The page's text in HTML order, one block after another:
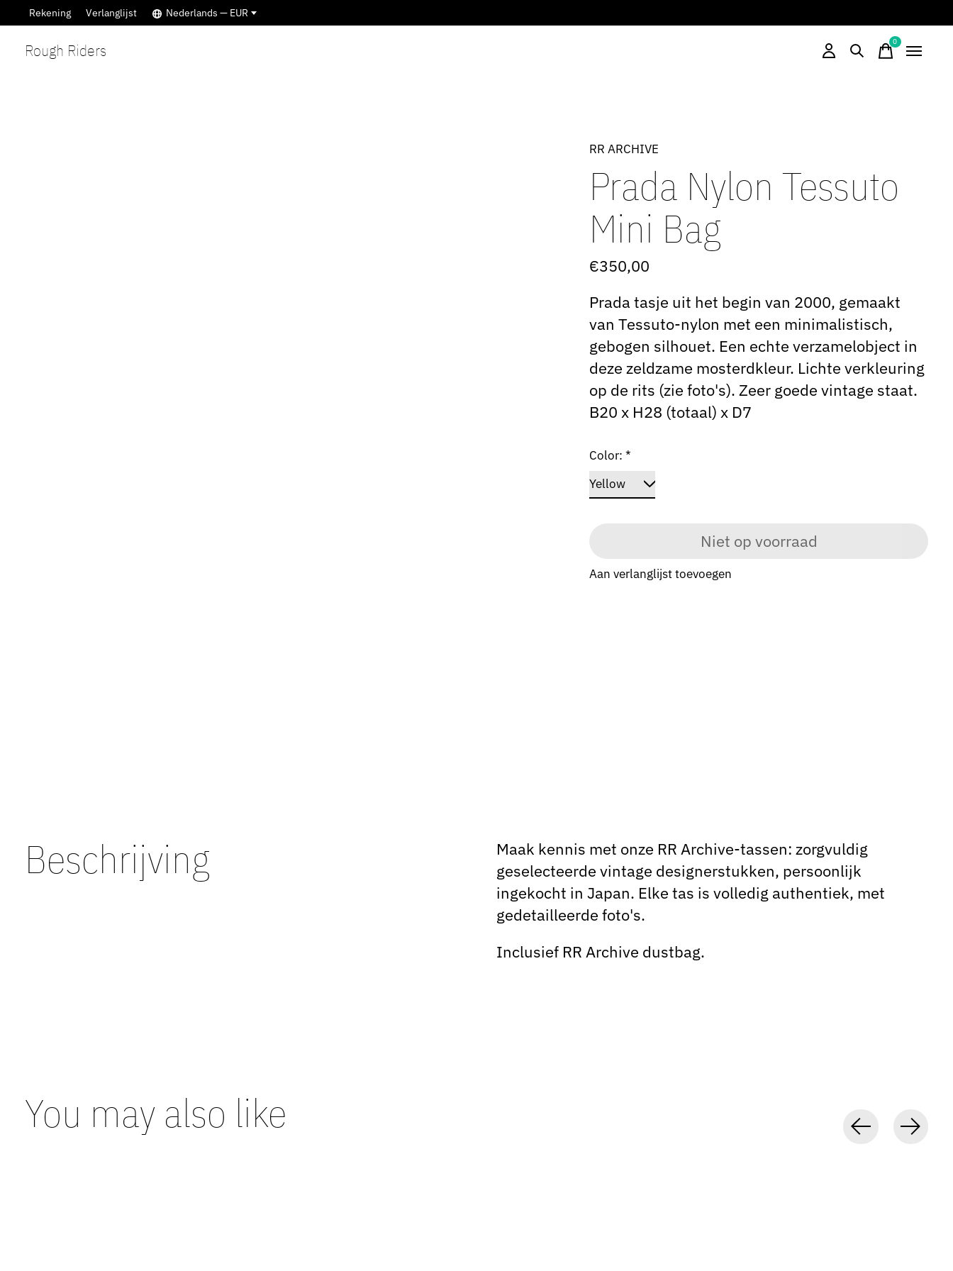
Rekening Verlanglijst Nederlands — EUR
Rough Riders 0items
RR ARCHIVE
Prada Nylon Tessuto
Mini Bag
€350,00
Prada tasje uit het begin van 2000, gemaakt
van Tessuto-nylon met een minimalistisch,
gebogen silhouet. Een echte verzamelobject in
deze zeldzame mosterdkleur. Lichte verkleuring
op de rits (zie foto's). Zeer goede vintage staat.
B20 x H28 (totaal) x D7
Color:*
Niet op voorraad
Aan verlanglijst toevoegen
Beschrijving
Maak kennis met onze RR Archive-tassen: zorgvuldig
geselecteerde vintage designerstukken, persoonlijk
ingekocht in Japan. Elke tas is volledig authentiek, met
gedetailleerde foto's.
Inclusief RR Archive dustbag.
You may also like